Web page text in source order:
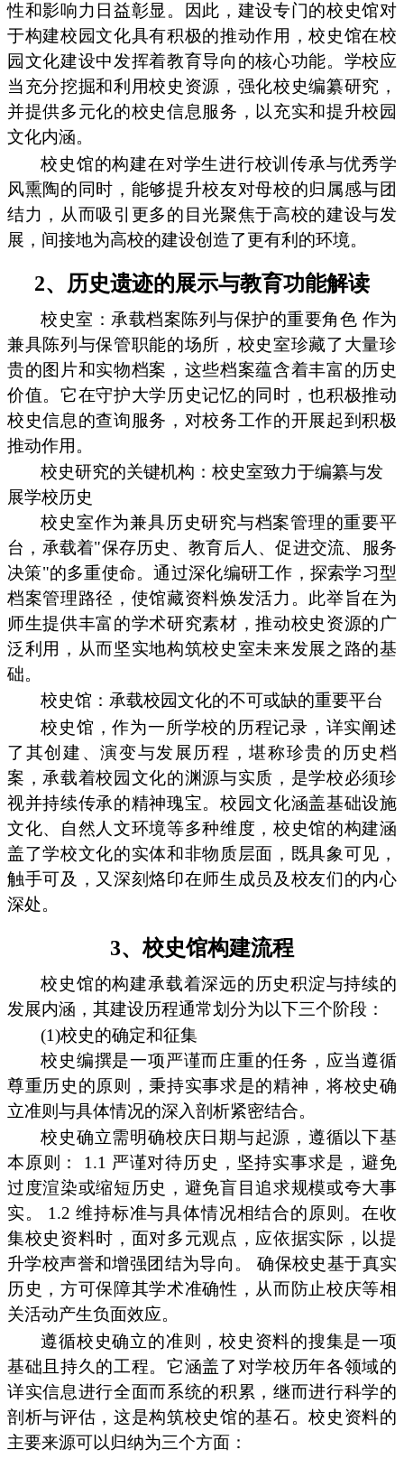
性和影响力日益彰显。因此，建设专门的校史馆对
于构建校园文化具有积极的推动作用，校史馆在校
园文化建设中发挥着教育导向的核心功能。学校应
当充分挖掘和利用校史资源，强化校史编纂研究，
并提供多元化的校史信息服务，以充实和提升校园
文化内涵。
校史馆的构建在对学生进行校训传承与优秀学
风熏陶的同时，能够提升校友对母校的归属感与团
结力，从而吸引更多的目光聚焦于高校的建设与发
展，间接地为高校的建设创造了更有利的环境。
2、历史遗迹的展示与教育功能解读
校史室：承载档案陈列与保护的重要角色 作为
兼具陈列与保管职能的场所，校史室珍藏了大量珍
贵的图片和实物档案，这些档案蕴含着丰富的历史
价值。它在守护大学历史记忆的同时，也积极推动
校史信息的查询服务，对校务工作的开展起到积极
推动作用。
校史研究的关键机构：校史室致力于编纂与发
展学校历史
校史室作为兼具历史研究与档案管理的重要平
台，承载着"保存历史、教育后人、促进交流、服务
决策"的多重使命。通过深化编研工作，探索学习型
档案管理路径，使馆藏资料焕发活力。此举旨在为
师生提供丰富的学术研究素材，推动校史资源的广
泛利用，从而坚实地构筑校史室未来发展之路的基
础。
校史馆：承载校园文化的不可或缺的重要平台
校史馆，作为一所学校的历程记录，详实阐述
了其创建、演变与发展历程，堪称珍贵的历史档
案，承载着校园文化的渊源与实质，是学校必须珍
视并持续传承的精神瑰宝。校园文化涵盖基础设施
文化、自然人文环境等多种维度，校史馆的构建涵
盖了学校文化的实体和非物质层面，既具象可见，
触手可及，又深刻烙印在师生成员及校友们的内心
深处。
3、校史馆构建流程
校史馆的构建承载着深远的历史积淀与持续的
发展内涵，其建设历程通常划分为以下三个阶段：
(1)校史的确定和征集
校史编撰是一项严谨而庄重的任务，应当遵循
尊重历史的原则，秉持实事求是的精神，将校史确
立准则与具体情况的深入剖析紧密结合。
校史确立需明确校庆日期与起源，遵循以下基
本原则： 1.1 严谨对待历史，坚持实事求是，避免
过度渲染或缩短历史，避免盲目追求规模或夸大事
实。 1.2 维持标准与具体情况相结合的原则。在收
集校史资料时，面对多元观点，应依据实际，以提
升学校声誉和增强团结为导向。 确保校史基于真实
历史，方可保障其学术准确性，从而防止校庆等相
关活动产生负面效应。
遵循校史确立的准则，校史资料的搜集是一项
基础且持久的工程。它涵盖了对学校历年各领域的
详实信息进行全面而系统的积累，继而进行科学的
剖析与评估，这是构筑校史馆的基石。校史资料的
主要来源可以归纳为三个方面：